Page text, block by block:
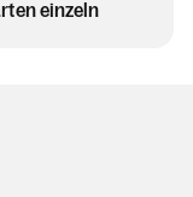
einzeln